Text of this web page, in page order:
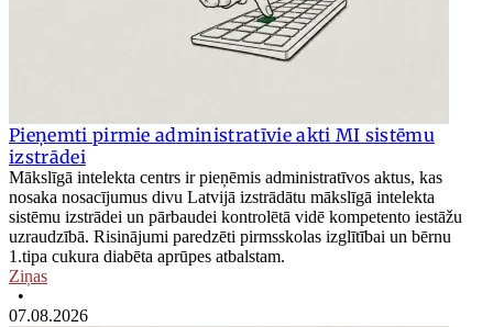
Pieņemti pirmie administratīvie akti MI sistēmu
izstrādei
Mākslīgā intelekta centrs ir pieņēmis administratīvos aktus, kas
nosaka nosacījumus divu Latvijā izstrādātu mākslīgā intelekta
sistēmu izstrādei un pārbaudei kontrolētā vidē kompetento iestāžu
uzraudzībā. Risinājumi paredzēti pirmsskolas izglītībai un bērnu
1.tipa cukura diabēta aprūpes atbalstam.
Ziņas
•
07.08.2026